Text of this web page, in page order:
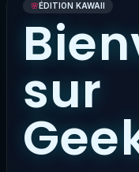
🌸ÉDITION KAWAII
sur